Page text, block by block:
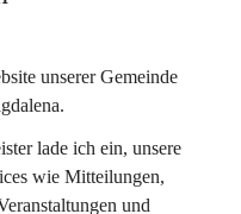
unserer Gemeinde
lade ich ein, unsere
wie Mitteilungen,
und